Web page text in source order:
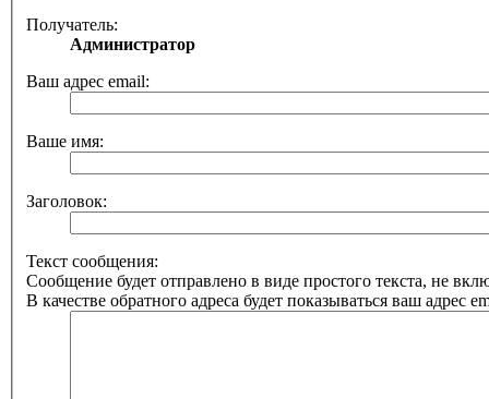
Получатель:
Администратор
Ваш адрес email:
Ваше имя:
Заголовок:
Текст сообщения:
Сообщение будет отправлено в виде простого текста, не
В качестве обратного адреса будет показываться ваш адрес